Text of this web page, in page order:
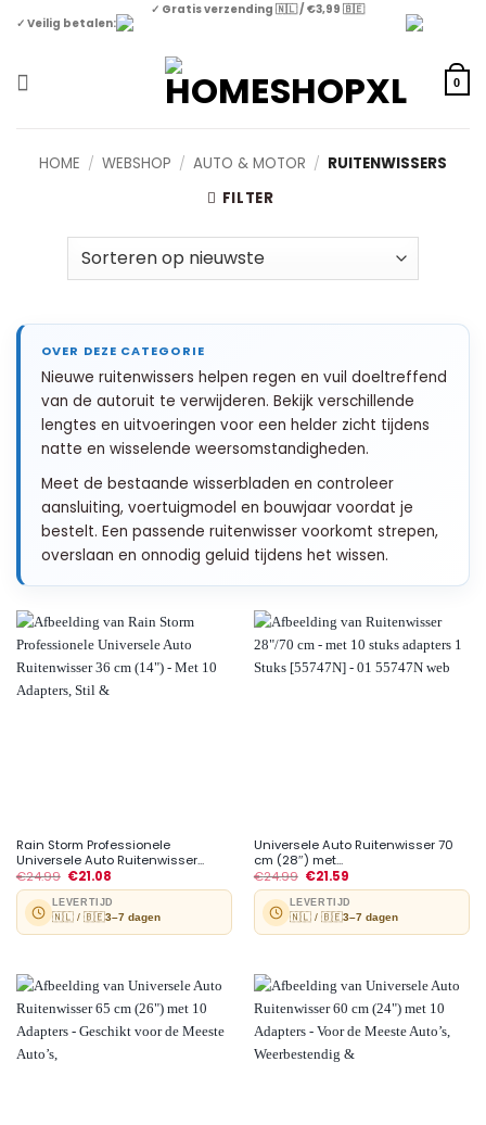
✓ Gratis verzending 🇳🇱 / €3,99 🇧🇪
✓ Veilig betalen:
0
HOME / WEBSHOP / AUTO & MOTOR / RUITENWISSERS
FILTER
Nieuwe ruitenwissers helpen regen en vuil doeltreffend
van de autoruit te verwijderen. Bekijk verschillende
lengtes en uitvoeringen voor een helder zicht tijdens
natte en wisselende weersomstandigheden.
Meet de bestaande wisserbladen en controleer
aansluiting, voertuigmodel en bouwjaar voordat je
bestelt. Een passende ruitenwisser voorkomt strepen,
overslaan en onnodig geluid tijdens het wissen.
Rain Storm Professionele
Universele Auto Ruitenwisser...
€24.99 €21.08
LEVERTIJD
🇳🇱 / 🇧🇪3–7 dagen
Universele Auto Ruitenwisser 70
cm (28″) met...
€24.99 €21.59
LEVERTIJD
🇳🇱 / 🇧🇪3–7 dagen